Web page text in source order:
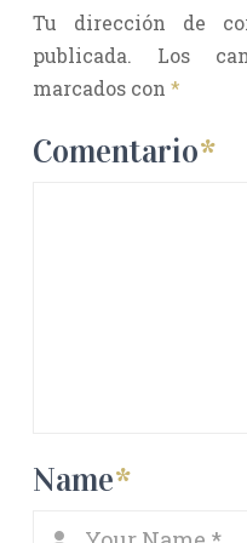
Tu dirección de
publicada.
Los
marcados con *
Comentario*
Name*